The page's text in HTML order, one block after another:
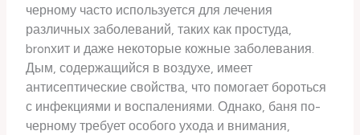
черному часто используется для лечения
различных заболеваний, таких как простуда,
bronхит и даже некоторые кожные заболевания.
Дым, содержащийся в воздухе, имеет
антисептические свойства, что помогает бороться
с инфекциями и воспалениями. Однако, баня по-
черному требует особого ухода и внимания,